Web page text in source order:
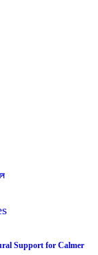
Support for Calmer